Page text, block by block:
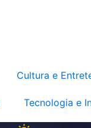
Cultura e
Tecnologia e